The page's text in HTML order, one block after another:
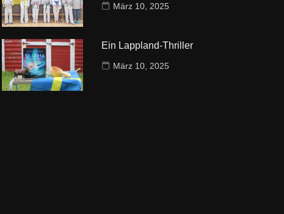
März 10, 2025
Ein Lappland-Thriller
März 10, 2025